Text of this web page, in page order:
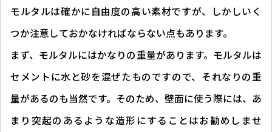
モルタルは確かに自由度の高い素材ですが、しかしいく
つか注意しておかなければならない点もあります。
まず、モルタルにはかなりの重量があります。モルタルは
セメントに水と砂を混ぜたものですので、それなりの重
量があるのも当然です。そのため、壁面に使う際には、あ
まり突起のあるような造形にすることはお勧めしませ